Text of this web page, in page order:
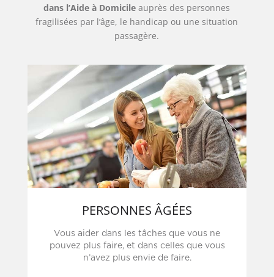
dans l’Aide à Domicileauprès des personnes
fragilisées par l’âge, le handicap ou une situation
passagère.
PERSONNES ÂGÉES
Vous aider dans les tâches que vous ne
pouvez plus faire, et dans celles que vous
n’avez plus envie de faire.